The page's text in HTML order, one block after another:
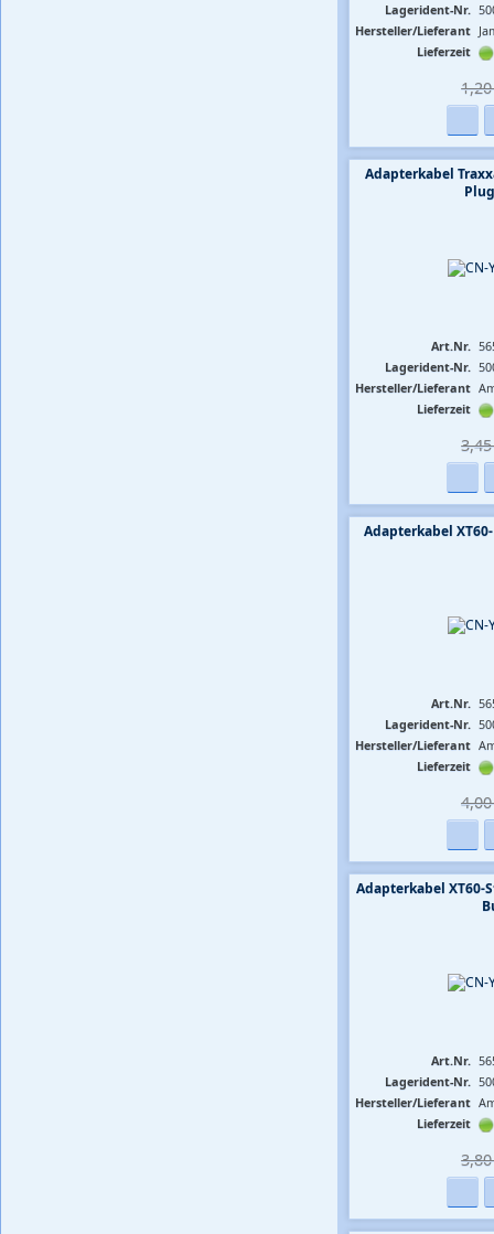
Lagerident-Nr.
Hersteller/Lieferant
Lieferzeit
1,20
Adapterkabel
Art.Nr.
Lagerident-Nr.
Hersteller/Lieferant
Lieferzeit
3,45
Adapterkabel
Art.Nr.
Lagerident-Nr.
Hersteller/Lieferant
Lieferzeit
4,00
Adapterkabel XT60-
Art.Nr.
Lagerident-Nr.
Hersteller/Lieferant
Lieferzeit
3,80